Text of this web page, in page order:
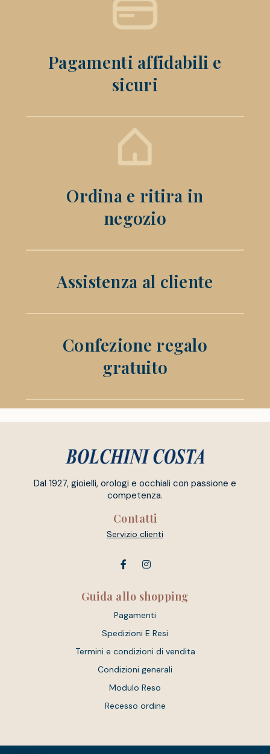
Pagamenti affidabili e
sicuri
Ordina e ritira in
negozio
Assistenza al cliente
Confezione regalo
gratuito
Dal 1927, gioielli, orologi e occhiali con passione e
competenza.
Contatti
Servizio clienti
Guida allo shopping
Pagamenti
Spedizioni E Resi
Termini e condizioni di vendita
Condizioni generali
Modulo Reso
Recesso ordine